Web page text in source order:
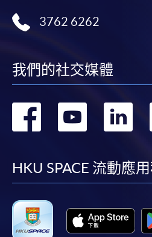
3762 6262
我們的社交媒體
轉
轉
HKU SPACE 流動應